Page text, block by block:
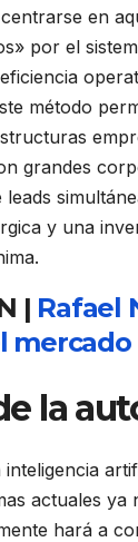
en
por el
método
grandes
leads
y una
| Rafael
mercado
la
inteligencia
actuales
hará a